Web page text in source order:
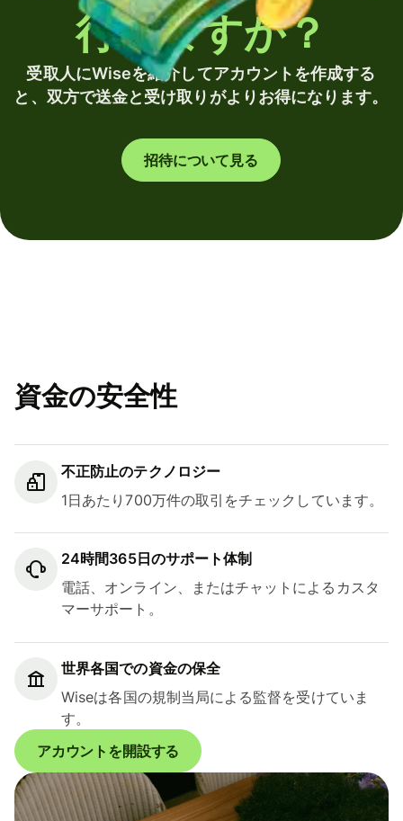
行いますか？
受取人にWiseを紹介してアカウントを作成する
と、双方で送金と受け取りがよりお得になります。
招待について見る
資金の安全性
不正防止のテクノロジー
1日あたり700万件の取引をチェックしています。
24時間365日のサポート体制
電話、オンライン、またはチャットによるカスタ
マーサポート。
世界各国での資金の保全
Wiseは各国の規制当局による監督を受けていま
す。
アカウントを開設する